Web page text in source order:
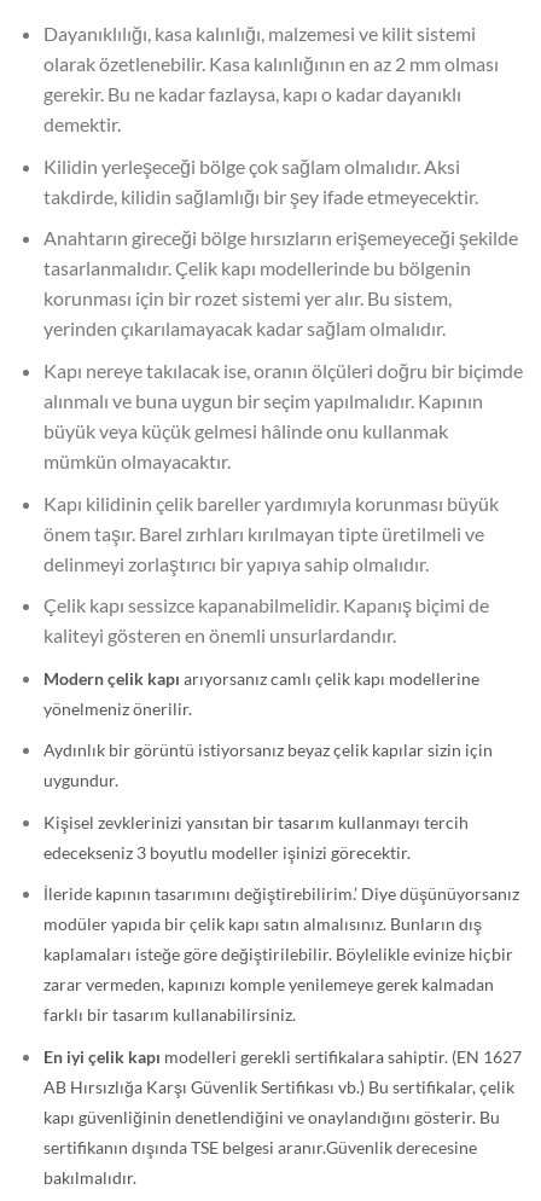
Dayanıklılığı, kasa kalınlığı, malzemesi ve kilit sistemi
olarak özetlenebilir. Kasa kalınlığının en az 2 mm olması
gerekir. Bu ne kadar fazlaysa, kapı o kadar dayanıklı
demektir.
Kilidin yerleşeceği bölge çok sağlam olmalıdır. Aksi
takdirde, kilidin sağlamlığı bir şey ifade etmeyecektir.
Anahtarın gireceği bölge hırsızların erişemeyeceği şekilde
tasarlanmalıdır. Çelik kapı modellerinde bu bölgenin
korunması için bir rozet sistemi yer alır. Bu sistem,
yerinden çıkarılamayacak kadar sağlam olmalıdır.
Kapı nereye takılacak ise, oranın ölçüleri doğru bir biçimde
alınmalı ve buna uygun bir seçim yapılmalıdır. Kapının
büyük veya küçük gelmesi hâlinde onu kullanmak
mümkün olmayacaktır.
Kapı kilidinin çelik bareller yardımıyla korunması büyük
önem taşır. Barel zırhları kırılmayan tipte üretilmeli ve
delinmeyi zorlaştırıcı bir yapıya sahip olmalıdır.
Çelik kapı sessizce kapanabilmelidir. Kapanış biçimi de
kaliteyi gösteren en önemli unsurlardandır.
Modern çelik kapı arıyorsanız camlı çelik kapı modellerine
yönelmeniz önerilir.
Aydınlık bir görüntü istiyorsanız beyaz çelik kapılar sizin için
uygundur.
Kişisel zevklerinizi yansıtan bir tasarım kullanmayı tercih
edecekseniz 3 boyutlu modeller işinizi görecektir.
İleride kapının tasarımını değiştirebilirim.’ Diye düşünüyorsanız
modüler yapıda bir çelik kapı satın almalısınız. Bunların dış
kaplamaları isteğe göre değiştirilebilir. Böylelikle evinize hiçbir
zarar vermeden, kapınızı komple yenilemeye gerek kalmadan
farklı bir tasarım kullanabilirsiniz.
En iyi çelik kapı modelleri gerekli sertifikalara sahiptir. (EN 1627
AB Hırsızlığa Karşı Güvenlik Sertifikası vb.) Bu sertifikalar, çelik
kapı güvenliğinin denetlendiğini ve onaylandığını gösterir. Bu
sertifikanın dışında TSE belgesi aranır.Güvenlik derecesine
bakılmalıdır.